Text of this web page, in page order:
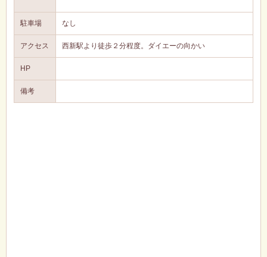
駐車場 なし
アクセス 西新駅より徒歩２分程度。ダイエーの向かい
HP
備考